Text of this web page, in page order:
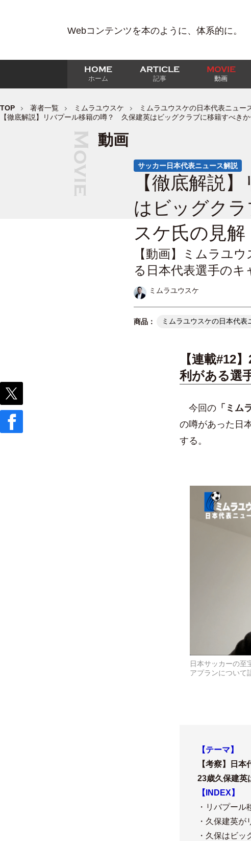
Webコンテンツを本のように、体系的に。
HOME
ホーム
ARTICLE
記事
MOVIE
動画
TOP 著者一覧 ミムラユウスケ
ミムラユウスケの日本代表ニュー
【徹底解説】リバプール移籍の噂？ 久保建英はビッグクラブに移籍すべき
動画
サッカー日本代表ニュース解説
【徹底解説
はビッグク
スケ氏の見解
【動画】ミムラユ
る日本代表選手のキ
ミムラユウスケ
ミムラユウスケの日本代表
【連載#12
利がある選
今回の 「ミム
の噂があった日
する。
日本サッカーの至
アプランについて
【テーマ】
【考察】日
23歳久保建英
【INDEX】
・リバプール
・久保建英が
・久保はビッ